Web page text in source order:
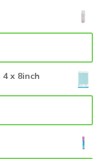
x 8inch